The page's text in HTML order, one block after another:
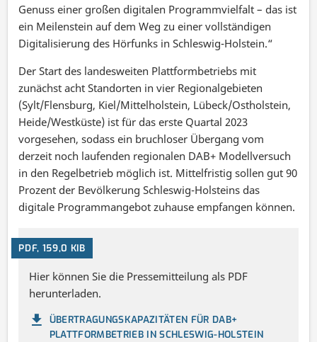
Genuss einer großen digitalen Programmvielfalt – das ist
ein Meilenstein auf dem Weg zu einer vollständigen
Digitalisierung des Hörfunks in Schleswig-Holstein.“
Der Start des landesweiten Plattformbetriebs mit
zunächst acht Standorten in vier Regionalgebieten
(Sylt/Flensburg, Kiel/Mittelholstein, Lübeck/Ostholstein,
Heide/Westküste) ist für das erste Quartal 2023
vorgesehen, sodass ein bruchloser Übergang vom
derzeit noch laufenden regionalen DAB+ Modellversuch
in den Regelbetrieb möglich ist. Mittelfristig sollen gut 90
Prozent der Bevölkerung Schleswig-Holsteins das
digitale Programmangebot zuhause empfangen können.
PDF, 159,0 KIB
Hier können Sie die Pressemitteilung als PDF
herunterladen.
ÜBERTRAGUNGSKAPAZITÄTEN FÜR DAB+
PLATTFORMBETRIEB IN SCHLESWIG-HOLSTEIN